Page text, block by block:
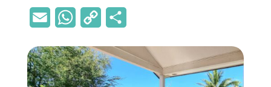
Email WhatsApp
Copy